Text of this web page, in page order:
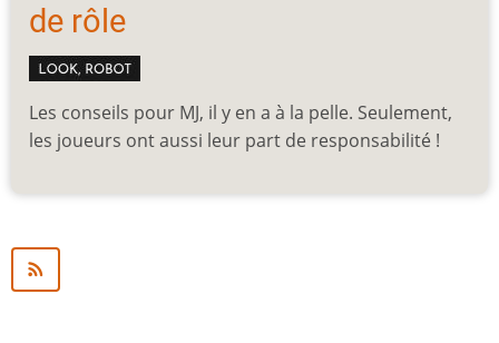
de rôle
Les conseils pour MJ, il y en a à la pelle. Seulement,
les joueurs ont aussi leur part de responsabilité !